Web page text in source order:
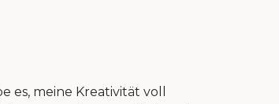
es, meine Kreativität voll